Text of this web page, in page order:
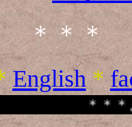
＊＊＊
English＊
＊＊ようこそ、